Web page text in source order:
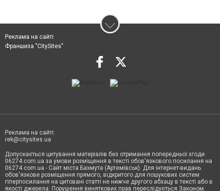
Реклама на сайті
Франшиза "CitySites"
Реклама на сайті:
rek@citysites.ua
Допускається цитування матеріалів без отримання попередньої згоди
06274.com.ua за умови розміщення в тексті обов'язкового посилання на
06274.com.ua - Сайт міста Бахмута (Артемівськ). Для інтернет-видань
обов'язкове розміщення прямого, відкритого для пошукових систем
гіперпосилання на цитовані статті не нижче другого абзацу в тексті або в
якості джерела. Порушення виняткових прав переслідується Законом.